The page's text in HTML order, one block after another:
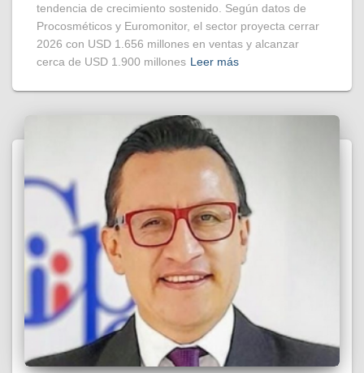
tendencia de crecimiento sostenido. Según datos de
Procosméticos y Euromonitor, el sector proyecta cerrar
2026 con USD 1.656 millones en ventas y alcanzar
cerca de USD 1.900 millones Leer más